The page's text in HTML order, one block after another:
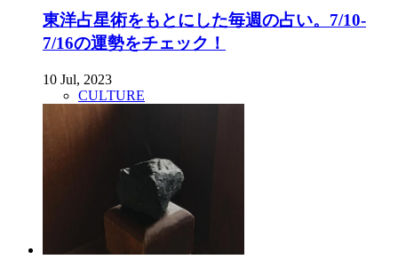
東洋占星術をもとにした毎週の占い。7/10-
7/16の運勢をチェック！
10 Jul, 2023
CULTURE